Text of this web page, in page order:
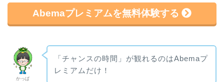
Abemaプレミアムを無料体験する
かっぱ
「チャンスの時間」が観れるのはAbemaプ
レミアムだけ！